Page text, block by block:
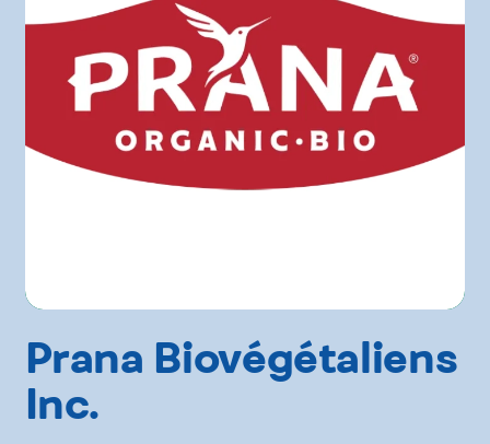
Prana Biovégétaliens
Inc.